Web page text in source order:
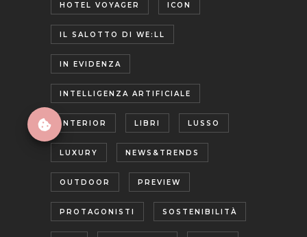
HOTEL VOYAGER ICON
IL SALOTTO DI WE:LL
IN EVIDENZA
INTELLIGENZA ARTIFICIALE
INTERIOR LIBRI LUSSO
LUXURY NEWS&TRENDS
OUTDOOR PREVIEW
PROTAGONISTI SOSTENIBILITÀ